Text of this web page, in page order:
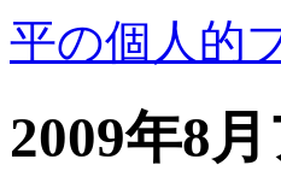
平の個人的
2009年8